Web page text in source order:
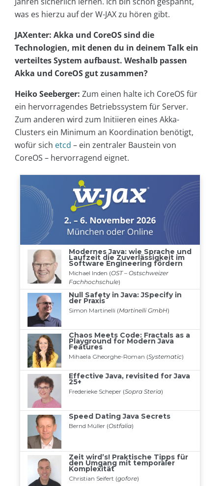
was es hierzu auf der W-JAX zu hören gibt.
JAXenter: Akka und CoreOS sind die
Technologien, mit denen du in deinem Talk ein
verteiltes System aufbaust. Weshalb passen
Akka und CoreOS gut zusammen?
Heiko Seeberger: Zum einen halte ich CoreOS für
ein hervorragendes Betriebssystem für Server.
Zum anderen wird zum Initiieren eines Akka-
Clusters ein Minimum an Koordination benötigt,
wofür sich etcd – ein zentraler Baustein von
CoreOS – hervorragend eignet.